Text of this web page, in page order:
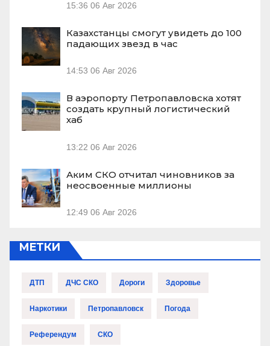
15:36 06 Авг 2026
Казахстанцы смогут увидеть до 100
падающих звезд в час
14:53 06 Авг 2026
В аэропорту Петропавловска хотят
создать крупный логистический
хаб
13:22 06 Авг 2026
Аким СКО отчитал чиновников за
неосвоенные миллионы
12:49 06 Авг 2026
МЕТКИ
ДТП ДЧС СКО Дороги Здоровье
Наркотики Петропавловск Погода
Референдум СКО